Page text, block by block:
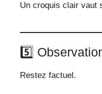
Un croquis clair vaut
5️⃣
Restez factuel.